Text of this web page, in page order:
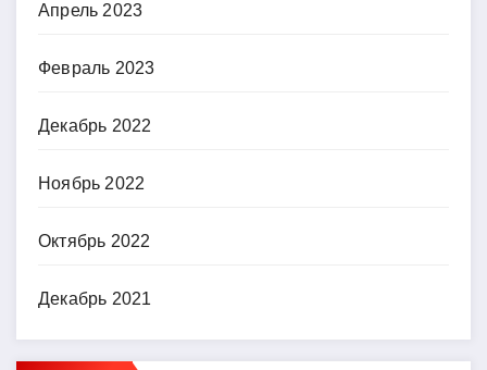
Апрель 2023
Февраль 2023
Декабрь 2022
Ноябрь 2022
Октябрь 2022
Декабрь 2021